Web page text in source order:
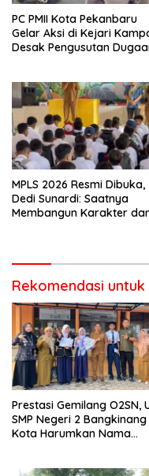
PC PMII Kota Pekanbaru
Gelar Aksi di Kejari
Desak Pengusutan
MPLS 2026 Resmi Dibuka,
Dedi Sunardi: Saatnya
Membangun Karakter
Rekomendasi untuk
Prestasi Gemilang O2SN,
SMP Negeri 2 Bangkinang
Kota Harumkan Nama